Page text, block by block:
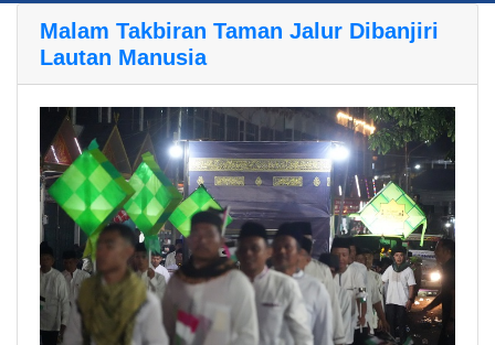
Malam Takbiran Taman Jalur Dibanjiri
Lautan Manusia